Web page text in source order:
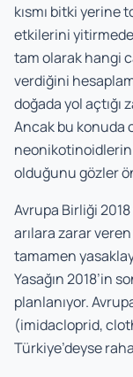
kısmı bitki yerine
etkilerini
tam olarak hangi
verdiğini
doğada yol
Ancak bu konuda
olduğunu gözler
Avrupa Birliği 2018
arılara zarar veren
tamamen
Yasağın 2018’in
planlanıyor.
(imidacloprid,
Türkiye’deyse